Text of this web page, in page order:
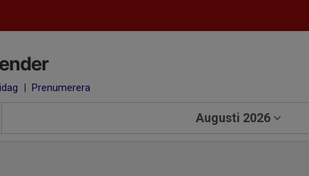
| Prenumerera
Augusti 2026